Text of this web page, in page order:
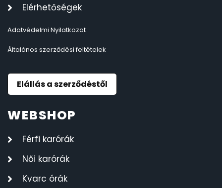
Elérhetőségek
Adatvédelmi Nyilatkozat
Általános szerződési feltételek
Elállás a szerződéstől
WEBSHOP
Férfi karórák
Női karórák
Kvarc órák